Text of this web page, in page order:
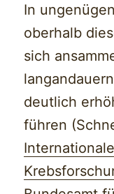
In
oberhalb
sich
deutlich
führen